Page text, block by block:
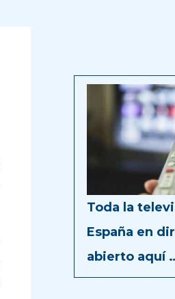
Toda la
España en
abierto aquí